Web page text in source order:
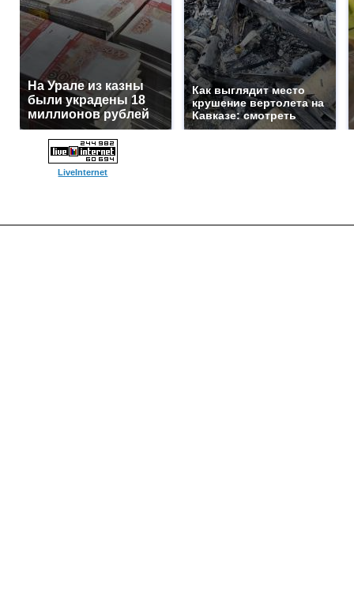
На Урале из казны
были украдены 18
миллионов рублей
Как выглядит место
крушение вертолета на
Кавказе: смотреть
LiveInternet